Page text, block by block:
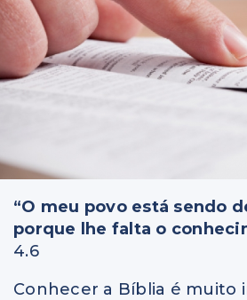
“O meu povo está sendo
porque lhe falta o
4.6
Conhecer a Bíblia é muito